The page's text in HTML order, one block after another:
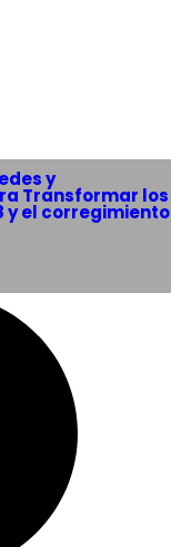
y
Transformar los
y el corregimiento